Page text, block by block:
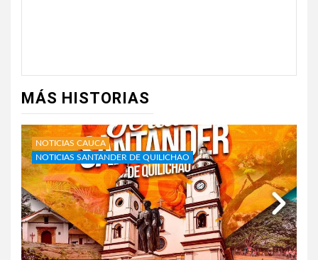
MÁS HISTORIAS
NOTICIAS CAUCA
NOTICIAS SANTANDER DE QUILICHAO